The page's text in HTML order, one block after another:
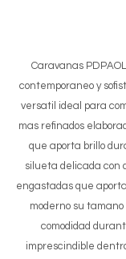
Caravanas
contemporaneo y
versatil ideal para
mas refinados
que aporta brillo
silueta delicada con
engastadas que
moderno su
comodidad
imprescindible